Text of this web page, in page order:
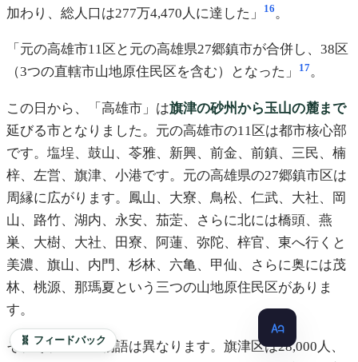
加わり、総人口は277万4,470人に達した」
16。
「元の高雄市11区と元の高雄県27郷鎮市が合併し、38区
（3つの直轄市山地原住民区を含む）となった」
17。
この日から、「高雄市」は旗津の砂州から玉山の麓まで
延びる市となりました。元の高雄市の11区は都市核心部
です。塩埕、鼓山、苓雅、新興、前金、前鎮、三民、楠
梓、左営、旗津、小港です。元の高雄県の27郷鎮市区は
周縁に広がります。鳳山、大寮、鳥松、仁武、大社、岡
山、路竹、湖内、永安、茄萣、さらに北には橋頭、燕
巣、大樹、大社、田寮、阿蓮、弥陀、梓官、東へ行くと
美濃、旗山、内門、杉林、六亀、甲仙、さらに奥には茂
林、桃源、那瑪夏という三つの山地原住民区がありま
す。
それぞれの区の物語は異なります。旗津区は28,000人、
🧬 フィードバック